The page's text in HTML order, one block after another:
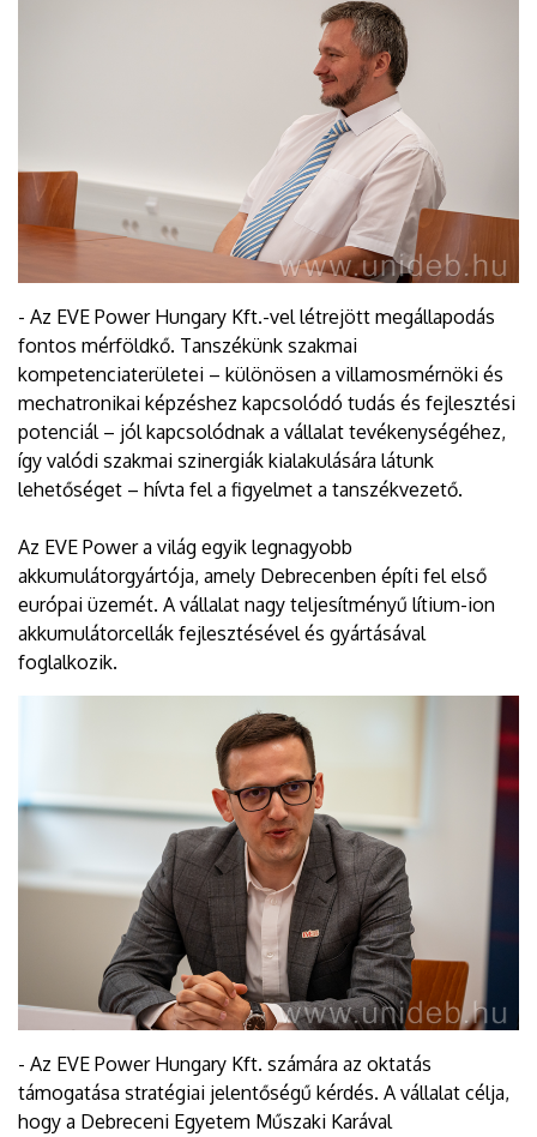
- Az EVE Power Hungary Kft.-vel létrejött megállapodás
fontos mérföldkő. Tanszékünk szakmai
kompetenciaterületei – különösen a villamosmérnöki és
mechatronikai képzéshez kapcsolódó tudás és fejlesztési
potenciál – jól kapcsolódnak a vállalat tevékenységéhez,
így valódi szakmai szinergiák kialakulására látunk
lehetőséget – hívta fel a figyelmet a tanszékvezető.
Az EVE Power a világ egyik legnagyobb
akkumulátorgyártója, amely Debrecenben építi fel első
európai üzemét. A vállalat nagy teljesítményű lítium-ion
akkumulátorcellák fejlesztésével és gyártásával
foglalkozik.
- Az EVE Power Hungary Kft. számára az oktatás
támogatása stratégiai jelentőségű kérdés. A vállalat célja,
hogy a Debreceni Egyetem Műszaki Karával